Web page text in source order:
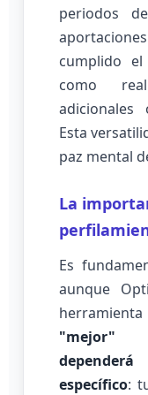
periodos
cumplido
como
adicionales
Esta
paz mental
La
Es
aunque
"mejor"
específico: